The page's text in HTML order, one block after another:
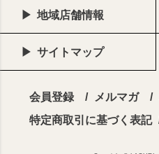
地域店舗情報
サイトマップ
会員登録 メルマガ
特定商取引に基づく表記